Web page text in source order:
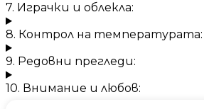
7. Играчки и облекла:
8. Контрол на температурата:
9. Редовни прегледи:
10. Внимание и любов: